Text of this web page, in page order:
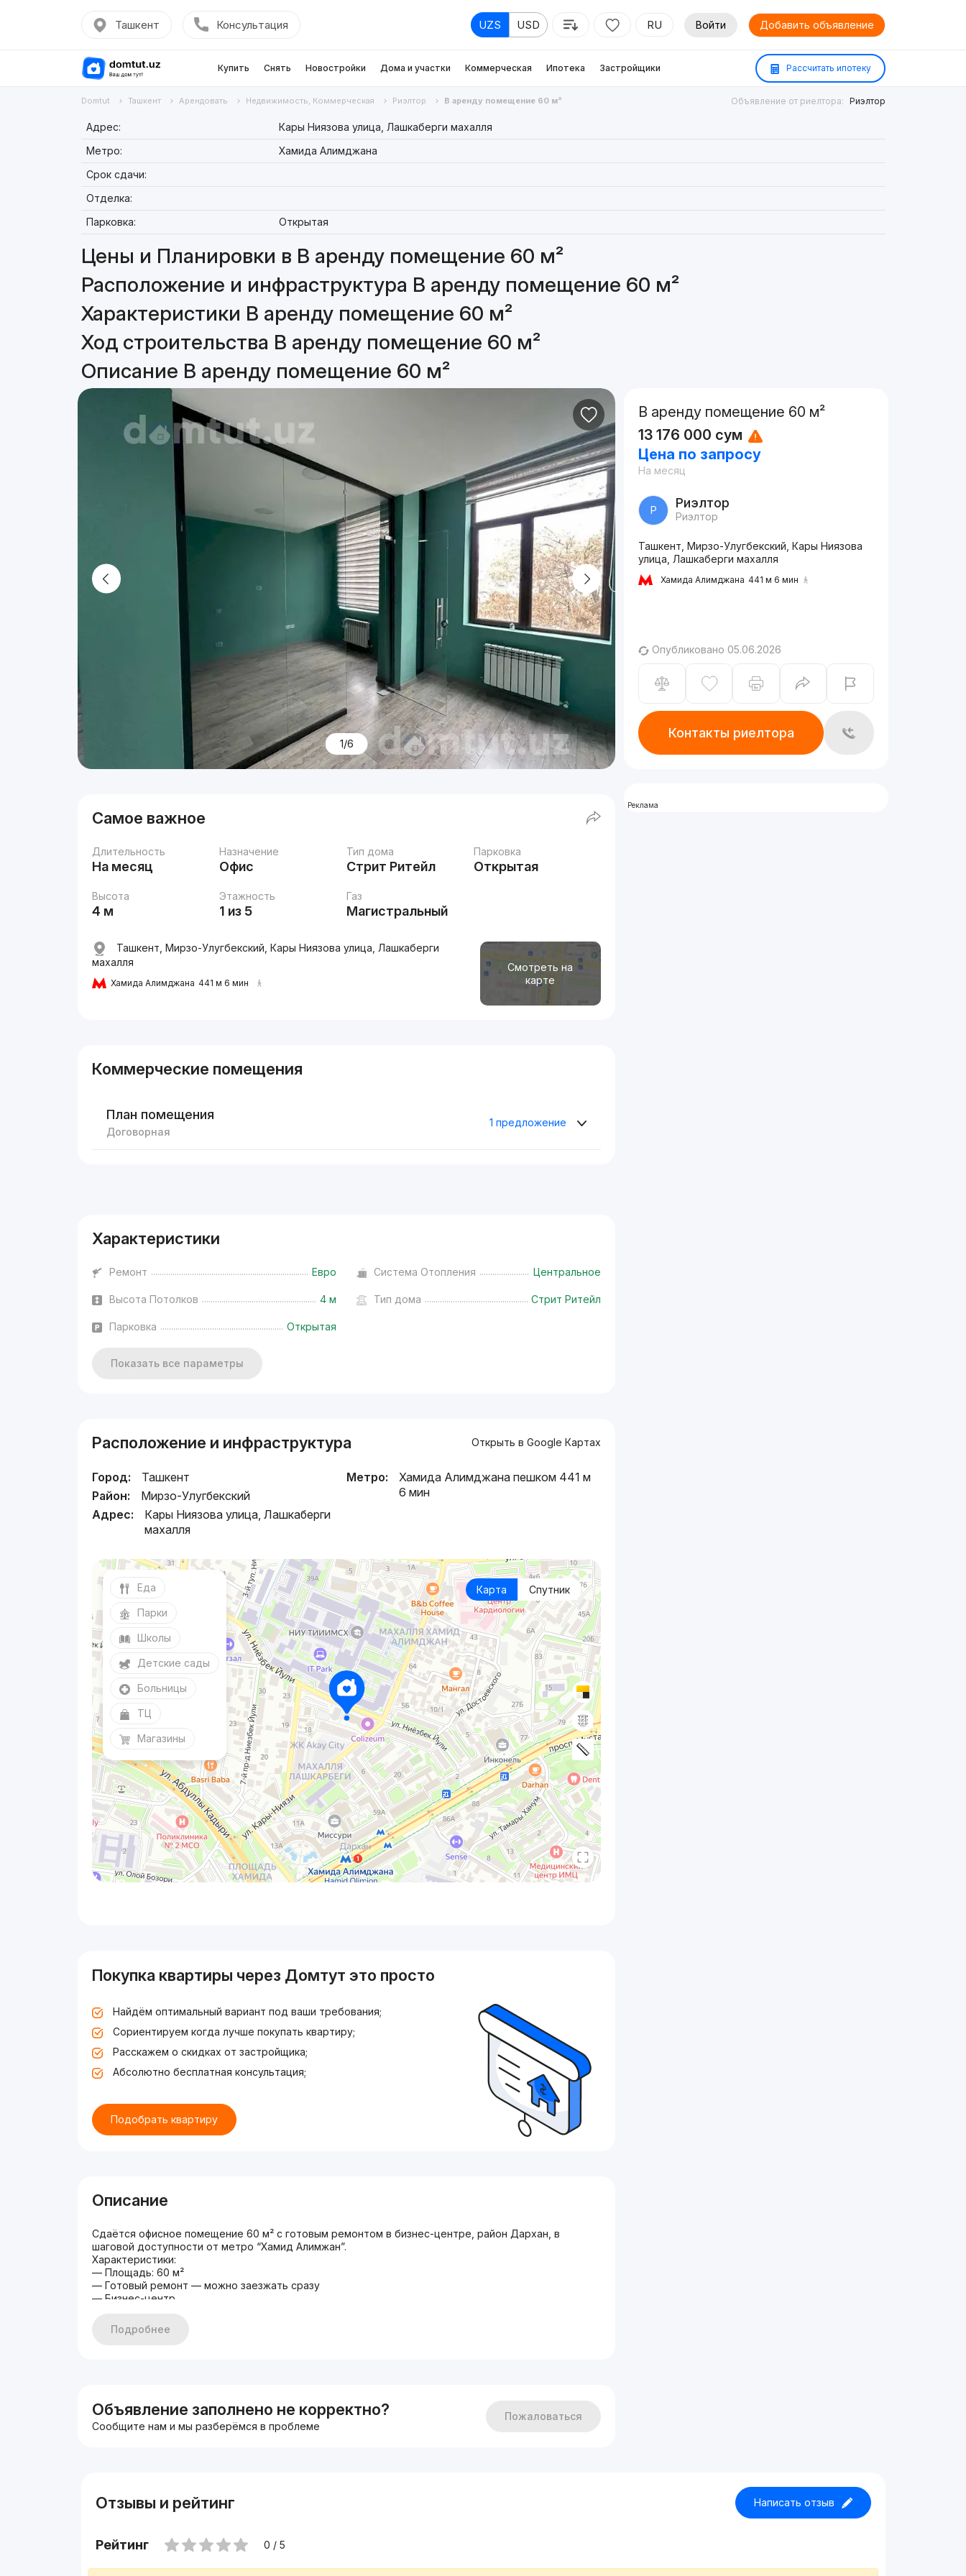
Ташкент Консультация UZS USD RU Войти Добавить объявление
Купить Снять Новостройки Дома и участки Коммерческая Ипотека Застройщики Рассчитать ипотеку
Domtut Ташкент Арендовать Недвижимость, Коммерческая Риэлтор В аренду помещение 60 м² Объявление от риелтора: Риэлтор
Адрес:
Кары Ниязова улица, Лашкаберги махалля
Метро:
Хамида Алимджана
Срок сдачи:
Отделка:
Парковка:
Открытая
Цены и Планировки в В аренду помещение 60 м²
Расположение и инфраструктура В аренду помещение 60 м²
Характеристики В аренду помещение 60 м²
Ход строительства В аренду помещение 60 м²
Описание В аренду помещение 60 м²
1/6
Самое важное
Длительность
На месяц
Назначение
Офис
Тип дома
Стрит Ритейл
Парковка
Открытая
Высота
4 м
Этажность
1 из 5
Газ
Магистральный
Смотреть на
карте
Ташкент, Мирзо-Улугбекский, Кары Ниязова улица, Лашкаберги
махалля
Хамида Алимджана 441 м 6 мин
Коммерческие помещения
План помещения
Договорная
1 предложение
Характеристики
Ремонт Евро Система Отопления Центральное
Высота Потолков 4 м Тип дома Стрит Ритейл
Парковка Открытая
Показать все параметры
Расположение и инфраструктура Открыть в Google Картах
Город:
Ташкент
Район:
Мирзо-Улугбекский
Адрес:
Кары Ниязова улица, Лашкаберги
махалля
Метро:
Хамида Алимджана пешком 441 м
6 мин
Карта Спутник
Еда
Парки
Школы
Детские сады
Больницы
ТЦ
Магазины
Покупка квартиры через Домтут это просто
Найдём оптимальный вариант под ваши требования;
Сориентируем когда лучше покупать квартиру;
Расскажем о скидках от застройщика;
Абсолютно бесплатная консультация;
Подобрать квартиру
Описание
Сдаётся офисное помещение 60 м² с готовым ремонтом в бизнес-центре, район Дархан, в
шаговой доступности от метро “Хамид Алимжан”.
Характеристики:
— Площадь: 60 м²
— Готовый ремонт — можно заезжать сразу
— Бизнес-центр
Условия аренды:
20 $ / м²
IT-команды
консалтинга
представительства
Подробнее
Объявление заполнено не корректно?
Сообщите нам и мы разберёмся в проблеме
Пожаловаться
В аренду помещение 60 м²
13 176 000 сум
Цена по запросу
На месяц
Р Риэлтор
Риэлтор
Ташкент, Мирзо-Улугбекский, Кары Ниязова
улица, Лашкаберги махалля
Хамида Алимджана 441 м 6 мин
Опубликовано 05.06.2026
Контакты риелтора
Реклама
Отзывы и рейтинг Написать отзыв
Рейтинг 0 / 5